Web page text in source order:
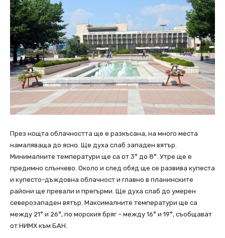
През нощта облачността ще е разкъсана, на много места
намаляваща до ясно. Ще духа слаб западен вятър.
Минималните температури ще са от 3° до 8°. Утре ще е
предимно слънчево. Около и след обяд ще се развива купеста
и купесто-дъждовна облачност и главно в планинските
райони ще превали и прегърми. Ще духа слаб до умерен
северозападен вятър. Максималните температури ще са
между 21° и 26°, по морския бряг – между 16° и 19°, съобщават
от НИМХ към БАН.